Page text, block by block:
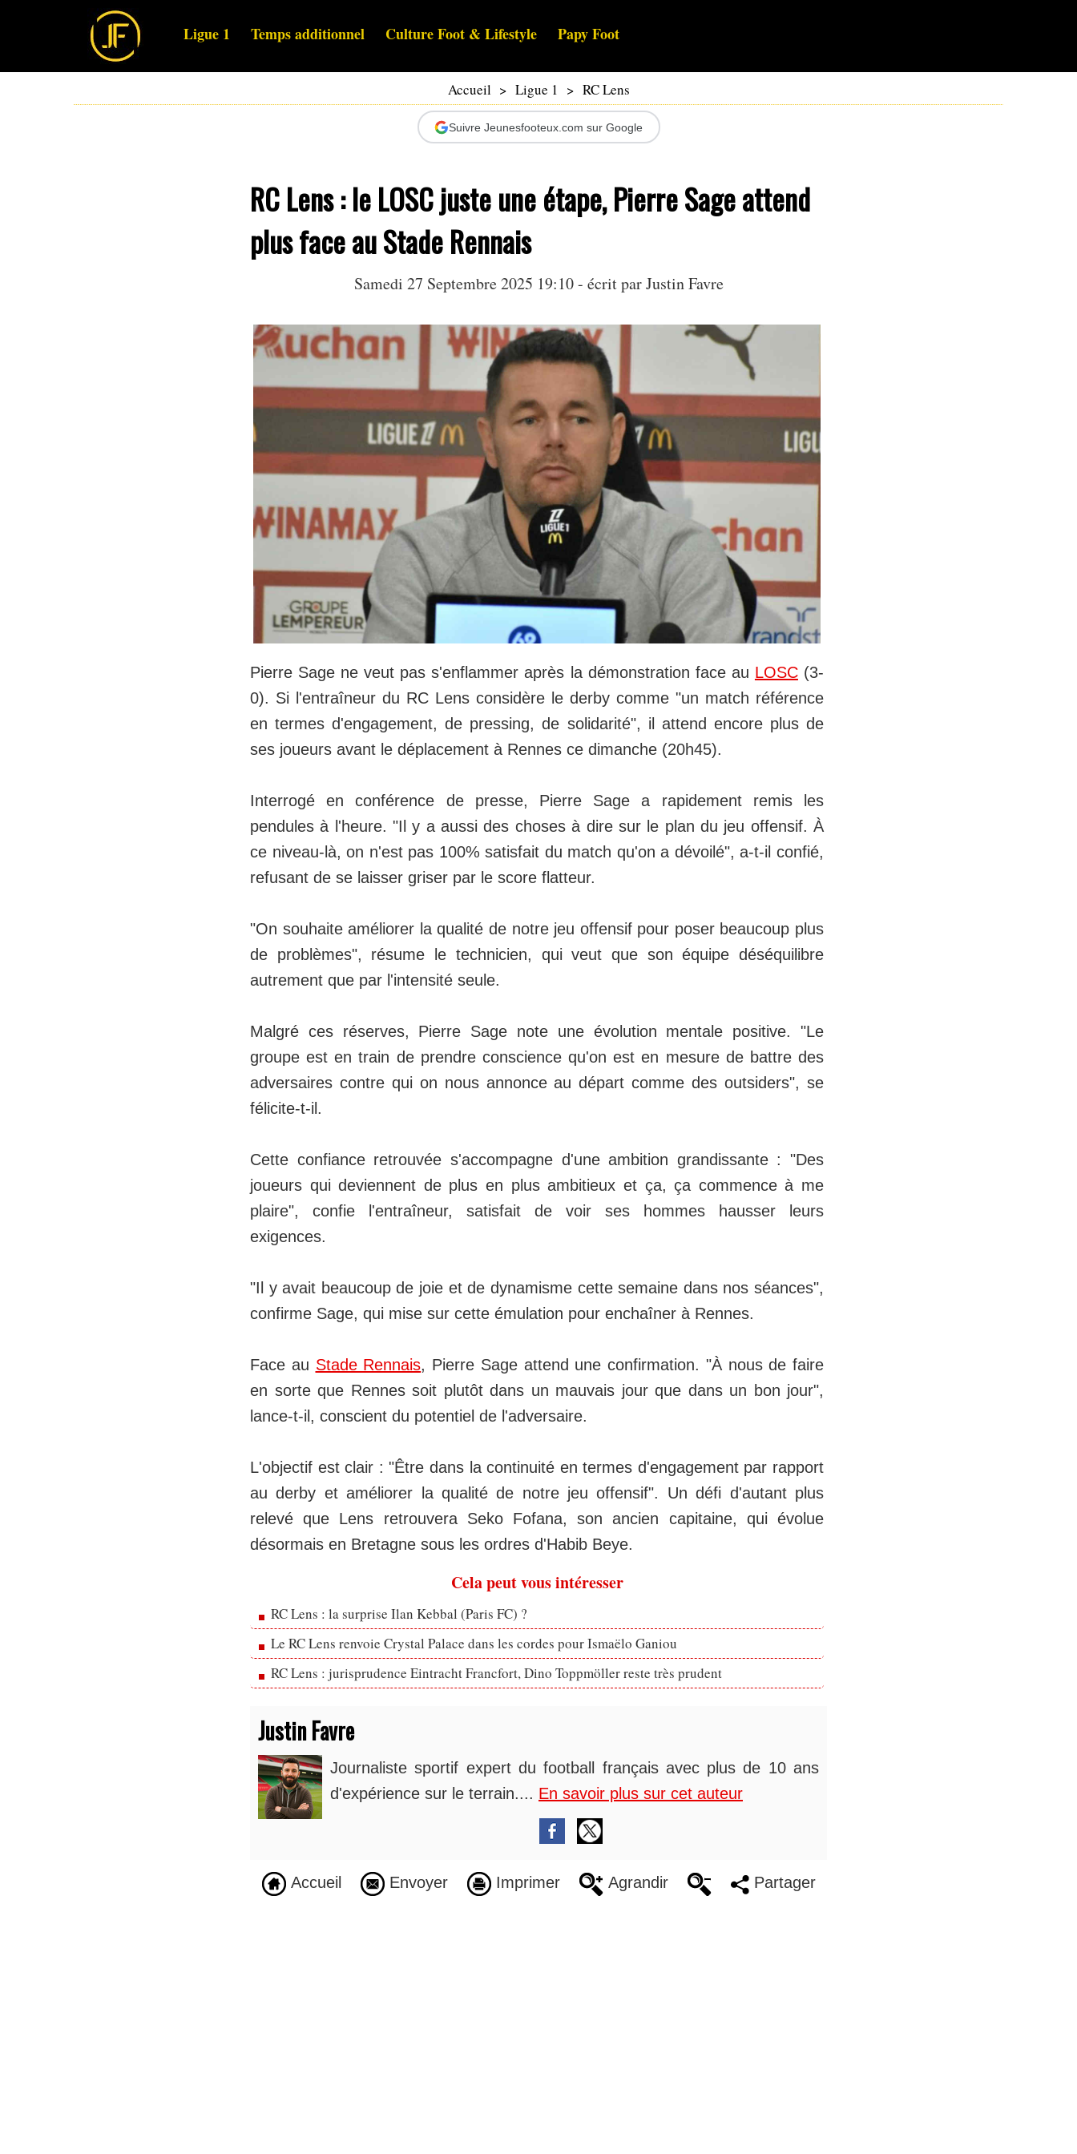
Ligue 1 Temps additionnel Culture Foot & Lifestyle Papy Foot
Accueil > Ligue 1 > RC Lens
Suivre Jeunesfooteux.com sur Google
RC Lens : le LOSC juste une étape, Pierre Sage attend
plus face au Stade Rennais
Samedi 27 Septembre 2025 19:10 - écrit parJustin Favre
Pierre Sage ne veut pas s'enflammer après la démonstration face au LOSC(3-
0). Si l'entraîneur du RC Lens considère le derby comme "un match référence
en termes d'engagement, de pressing, de solidarité", il attend encore plus de
ses joueurs avant le déplacement à Rennes ce dimanche (20h45).
Interrogé en conférence de presse, Pierre Sage a rapidement remis les
pendules à l'heure. "Il y a aussi des choses à dire sur le plan du jeu offensif. À
ce niveau-là, on n'est pas 100% satisfait du match qu'on a dévoilé", a-t-il confié,
refusant de se laisser griser par le score flatteur.
"On souhaite améliorer la qualité de notre jeu offensif pour poser beaucoup plus
de problèmes", résume le technicien, qui veut que son équipe déséquilibre
autrement que par l'intensité seule.
Malgré ces réserves, Pierre Sage note une évolution mentale positive. "Le
groupe est en train de prendre conscience qu'on est en mesure de battre des
adversaires contre qui on nous annonce au départ comme des outsiders", se
félicite-t-il.
Cette confiance retrouvée s'accompagne d'une ambition grandissante : "Des
joueurs qui deviennent de plus en plus ambitieux et ça, ça commence à me
plaire", confie l'entraîneur, satisfait de voir ses hommes hausser leurs
exigences.
"Il y avait beaucoup de joie et de dynamisme cette semaine dans nos séances",
confirme Sage, qui mise sur cette émulation pour enchaîner à Rennes.
Face au Stade Rennais, Pierre Sage attend une confirmation. "À nous de faire
en sorte que Rennes soit plutôt dans un mauvais jour que dans un bon jour",
lance-t-il, conscient du potentiel de l'adversaire.
L'objectif est clair : "Être dans la continuité en termes d'engagement par rapport
au derby et améliorer la qualité de notre jeu offensif". Un défi d'autant plus
relevé que Lens retrouvera Seko Fofana, son ancien capitaine, qui évolue
désormais en Bretagne sous les ordres d'Habib Beye.
Cela peut vous intéresser
RC Lens : la surprise Ilan Kebbal (Paris FC) ?
Le RC Lens renvoie Crystal Palace dans les cordes pour Ismaëlo Ganiou
RC Lens : jurisprudence Eintracht Francfort, Dino Toppmöller reste très prudent
Justin Favre
Journaliste sportif expert du football français avec plus de 10 ans
d'expérience sur le terrain.... En savoir plus sur cet auteur
Accueil Envoyer Imprimer Agrandir Partager